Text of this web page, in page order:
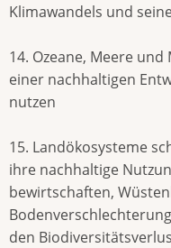
Klimawandels und
14. Ozeane, Meere
einer nachhaltigen
nutzen
15. Landökosysteme
ihre nachhaltige
bewirtschaften,
den